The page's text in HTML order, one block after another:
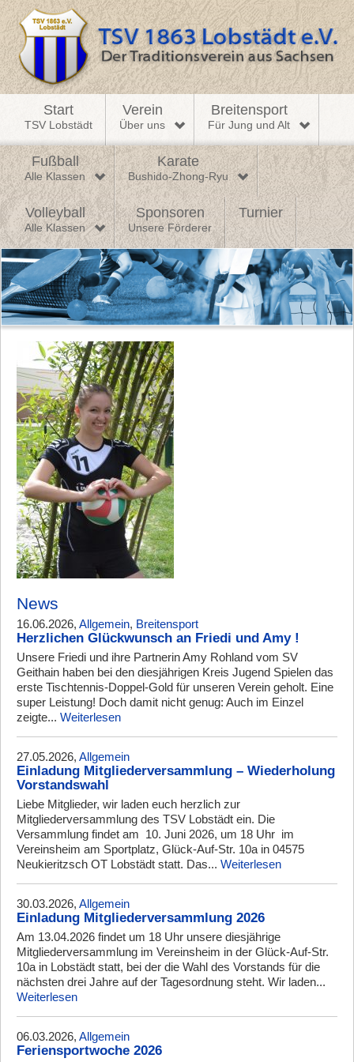
Start
TSV Lobstädt
Verein
Über uns
Breitensport
Für Jung und Alt
Fußball
Alle Klassen
Karate
Bushido-Zhong-Ryu
Volleyball
Alle Klassen
Sponsoren
Unsere Förderer
Turnier
News
16.06.2026, Allgemein, Breitensport
Herzlichen Glückwunsch an Friedi und Amy !
Unsere Friedi und ihre Partnerin Amy Rohland vom SV
Geithain haben bei den diesjährigen Kreis Jugend Spielen das
erste Tischtennis-Doppel-Gold für unseren Verein geholt. Eine
super Leistung! Doch damit nicht genug: Auch im Einzel
zeigte... Weiterlesen
27.05.2026, Allgemein
Einladung Mitgliederversammlung – Wiederholung
Vorstandswahl
Liebe Mitglieder, wir laden euch herzlich zur
Mitgliederversammlung des TSV Lobstädt ein. Die
Versammlung findet am 10. Juni 2026, um 18 Uhr im
Vereinsheim am Sportplatz, Glück-Auf-Str. 10a in 04575
Neukieritzsch OT Lobstädt statt. Das... Weiterlesen
30.03.2026, Allgemein
Einladung Mitgliederversammlung 2026
Am 13.04.2026 findet um 18 Uhr unsere diesjährige
Mitgliederversammlung im Vereinsheim in der Glück-Auf-Str.
10a in Lobstädt statt, bei der die Wahl des Vorstands für die
nächsten drei Jahre auf der Tagesordnung steht. Wir laden...
Weiterlesen
06.03.2026, Allgemein
Feriensportwoche 2026